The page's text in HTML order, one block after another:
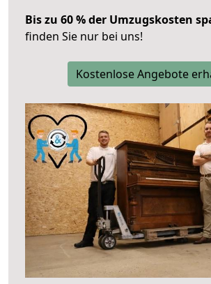
Bis zu 60 % der Umzugskosten
finden Sie nur bei uns!
Kostenlose Angebote